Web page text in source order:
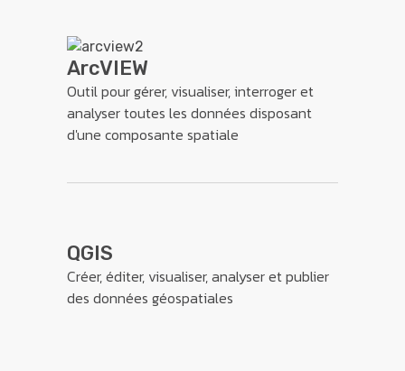
ArcVIEW
Outil pour gérer, visualiser, interroger et
analyser toutes les données disposant
d'une composante spatiale
QGIS
Créer, éditer, visualiser, analyser et publier
des données géospatiales